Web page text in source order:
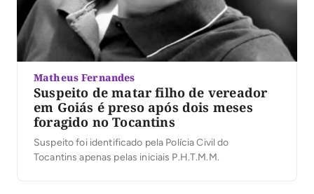
Matheus Fernandes
Suspeito de matar filho de vereador
em Goiás é preso após dois meses
foragido no Tocantins
Suspeito foi identificado pela Polícia Civil do
Tocantins apenas pelas iniciais P.H.T.M.M.